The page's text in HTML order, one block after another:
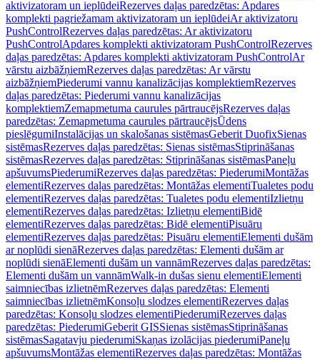
aktivizatoram un ieplūdeiRezerves daļas paredzētas: Apdares
komplekti pagriežamam aktivizatoram un ieplūdeiAr aktivizatoru
PushControlRezerves daļas paredzētas: Ar aktivizatoru
PushControlApdares komplekti aktivizatoram PushControlRezerves
daļas paredzētas: Apdares komplekti aktivizatoram PushControlAr
vārstu aizbāžņiemRezerves daļas paredzētas: Ar vārstu
aizbāžņiemPiederumi vannu kanalizācijas komplektiemRezerves
daļas paredzētas: Piederumi vannu kanalizācijas
komplektiemZemapmetuma caurules pārtraucējsRezerves daļas
paredzētas: Zemapmetuma caurules pārtraucējsŪdens
pieslēgumiInstalācijas un skalošanas sistēmasGeberit DuofixSienas
sistēmasRezerves daļas paredzētas: Sienas sistēmasStiprināšanas
sistēmasRezerves daļas paredzētas: Stiprināšanas sistēmasPaneļu
apšuvumsPiederumiRezerves daļas paredzētas: PiederumiMontāžas
elementiRezerves daļas paredzētas: Montāžas elementiTualetes podu
elementiRezerves daļas paredzētas: Tualetes podu elementiIzlietņu
elementiRezerves daļas paredzētas: Izlietņu elementiBidē
elementiRezerves daļas paredzētas: Bidē elementiPisuāru
elementiRezerves daļas paredzētas: Pisuāru elementiElementi dušām
ar noplūdi sienāRezerves daļas paredzētas: Elementi dušām ar
noplūdi sienāElementi dušām un vannāmRezerves daļas paredzētas:
Elementi dušām un vannāmWalk-in dušas sienu elementiElementi
saimniecības izlietnēmRezerves daļas paredzētas: Elementi
saimniecības izlietnēmKonsoļu slodzes elementiRezerves daļas
paredzētas: Konsoļu slodzes elementiPiederumiRezerves daļas
paredzētas: PiederumiGeberit GISSienas sistēmasStiprināšanas
sistēmasSagatavju piederumiSkaņas izolācijas piederumiPaneļu
apšuvumsMontāžas elementiRezerves daļas paredzētas: Montāžas